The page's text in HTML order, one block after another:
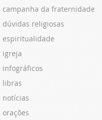
campanha da fraternidade
dúvidas religiosas
espiritualidade
igreja
infográficos
libras
notícias
orações